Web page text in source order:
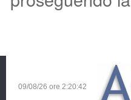
09/08/26 ore 2:20:43